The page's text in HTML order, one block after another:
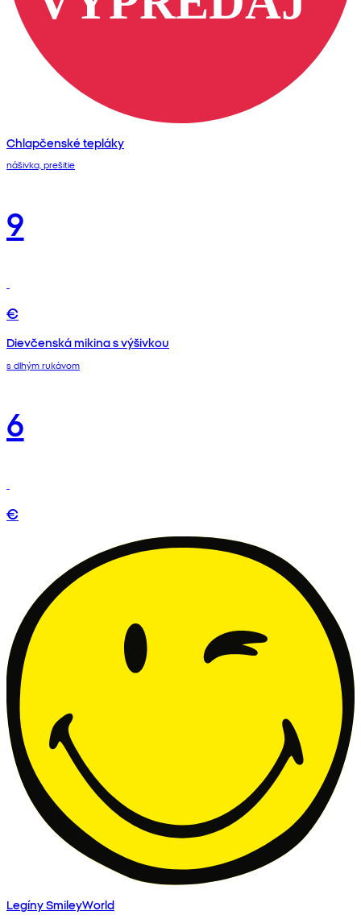
Chlapčenské tepláky
nášivka, prešitie
9
€
Dievčenská mikina s výšivkou
s dlhým rukávom
6
€
Legíny SmileyWorld